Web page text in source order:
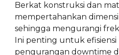
Berkat konstruksi dan
mempertahankan
sehingga mengurangi
Ini penting untuk efisiensi
pengurangan downtime